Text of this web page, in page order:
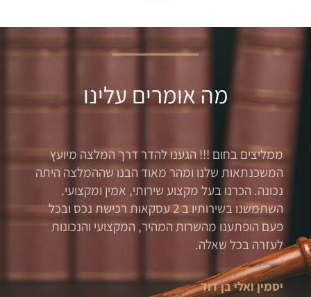
מה אומרים עלינו
ממליצים בחום !!! הגענו להדר דרך המלצה מיועץ
המשכנתאות שלנו ומהר מאוד הבנו שההמלצה היתה
נכונה. הכרנו בעל מקצוע שירותי, אמין ומקצועי.
השתמשנו בשירותיו ב 2 עסקאות רכישת נכס ובכל
פעם הופתענו מהשרות המהיר, המקצועי והנכונות
לעזרה בכל שאלה.
יסמין ואלי בן דוד